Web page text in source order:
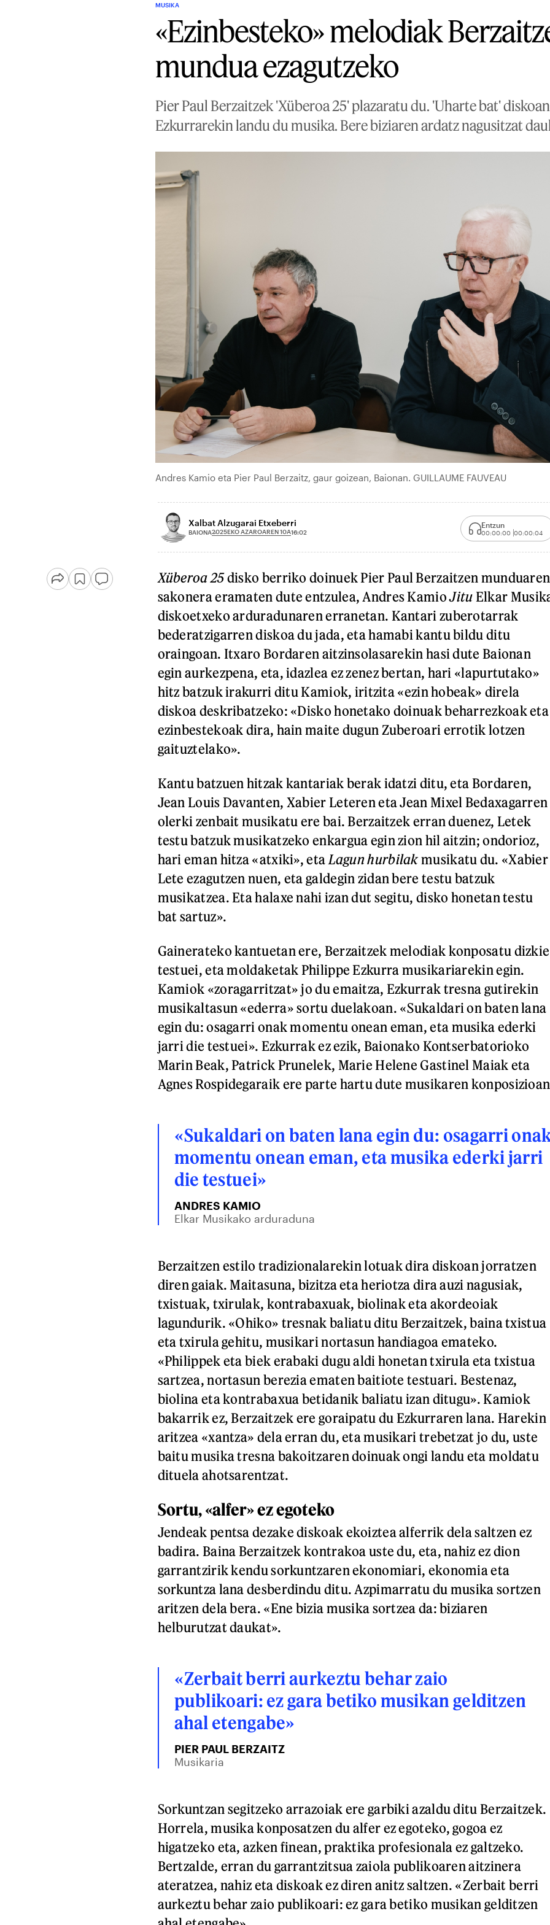
MUSIKA
«Ezinbesteko» melodiak
mundua ezagutzeko
Pier Paul Berzaitzek 'Xüberoa 25' plazaratu du. 'Uharte bat'
Ezkurrarekin landu du musika. Bere biziaren ardatz nagusitzat
Andres Kamio eta Pier Paul Berzaitz, gaur goizean, Baionan. GUILLAUME FAUVEAU
Xalbat Alzugarai Etxeberri
BAIONA2025EKO AZAROAREN 10A16:02
Entzun
00:00:00 00:00:04
Xüberoa 25disko berriko doinuek Pier Paul Berzaitzen munduaren
sakonera eramaten dute entzulea, Andres KamioJitu Elkar
diskoetxeko arduradunaren erranetan. Kantari zuberotarrak
bederatzigarren diskoa du jada, eta hamabi kantu bildu ditu
oraingoan. Itxaro Bordaren aitzinsolasarekin hasi dute Baionan
egin aurkezpena, eta, idazlea ez zenez bertan, hari «lapurtutako»
hitz batzuk irakurri ditu Kamiok, iritzita «ezin hobeak» direla
diskoa deskribatzeko: «Disko honetako doinuak beharrezkoak eta
ezinbestekoak dira, hain maite dugun Zuberoari errotik lotzen
gaituztelako».
Kantu batzuen hitzak kantariak berak idatzi ditu, eta Bordaren,
Jean Louis Davanten, Xabier Leteren eta Jean Mixel Bedaxagarren
olerki zenbait musikatu ere bai. Berzaitzek erran duenez, Letek
testu batzuk musikatzeko enkargua egin zion hil aitzin; ondorioz,
hari eman hitza «atxiki», eta Lagun hurbilakmusikatu du. «Xabier
Lete ezagutzen nuen, eta galdegin zidan bere testu batzuk
musikatzea. Eta halaxe nahi izan dut segitu, disko honetan testu
bat sartuz».
Gainerateko kantuetan ere, Berzaitzek melodiak konposatu dizkie
testuei, eta moldaketak Philippe Ezkurra musikariarekin egin.
Kamiok «zoragarritzat» jo du emaitza, Ezkurrak tresna gutirekin
musikaltasun «ederra» sortu duelakoan. «Sukaldari on baten lana
egin du: osagarri onak momentu onean eman, eta musika ederki
jarri die testuei». Ezkurrak ez ezik, Baionako Kontserbatorioko
Marin Beak, Patrick Prunelek, Marie Helene Gastinel Maiak eta
Agnes Rospidegaraik ere parte hartu dute musikaren
«Sukaldari on baten lana egin du: osagarri
momentu onean eman, eta musika ederki jarri
die testuei»
ANDRES KAMIO
Elkar Musikako arduraduna
Berzaitzen estilo tradizionalarekin lotuak dira diskoan jorratzen
diren gaiak. Maitasuna, bizitza eta heriotza dira auzi nagusiak,
txistuak, txirulak, kontrabaxuak, biolinak eta akordeoiak
lagundurik. «Ohiko» tresnak baliatu ditu Berzaitzek, baina txistua
eta txirula gehitu, musikari nortasun handiagoa emateko.
«Philippek eta biek erabaki dugu aldi honetan txirula eta txistua
sartzea, nortasun berezia ematen baitiote testuari. Bestenaz,
biolina eta kontrabaxua betidanik baliatu izan ditugu». Kamiok
bakarrik ez, Berzaitzek ere goraipatu du Ezkurraren lana. Harekin
aritzea «xantza» dela erran du, eta musikari trebetzat jo du, uste
baitu musika tresna bakoitzaren doinuak ongi landu eta moldatu
dituela ahotsarentzat.
Sortu, «alfer» ez egoteko
Jendeak pentsa dezake diskoak ekoiztea alferrik dela saltzen ez
badira. Baina Berzaitzek kontrakoa uste du, eta, nahiz ez dion
garrantzirik kendu sorkuntzaren ekonomiari, ekonomia eta
sorkuntza lana desberdindu ditu. Azpimarratu du musika sortzen
aritzen dela bera. «Ene bizia musika sortzea da: biziaren
helburutzat daukat».
«Zerbait berri aurkeztu behar zaio
publikoari: ez gara betiko musikan gelditzen
ahal etengabe»
PIER PAUL BERZAITZ
Musikaria
Sorkuntzan segitzeko arrazoiak ere garbiki azaldu ditu Berzaitzek.
Horrela, musika konposatzen du alfer ez egoteko, gogoa ez
higatzeko eta, azken finean, praktika profesionala ez galtzeko.
Bertzalde, erran du garrantzitsua zaiola publikoaren aitzinera
ateratzea, nahiz eta diskoak ez diren anitz saltzen. «Zerbait berri
aurkeztu behar zaio publikoari: ez gara betiko musikan gelditzen